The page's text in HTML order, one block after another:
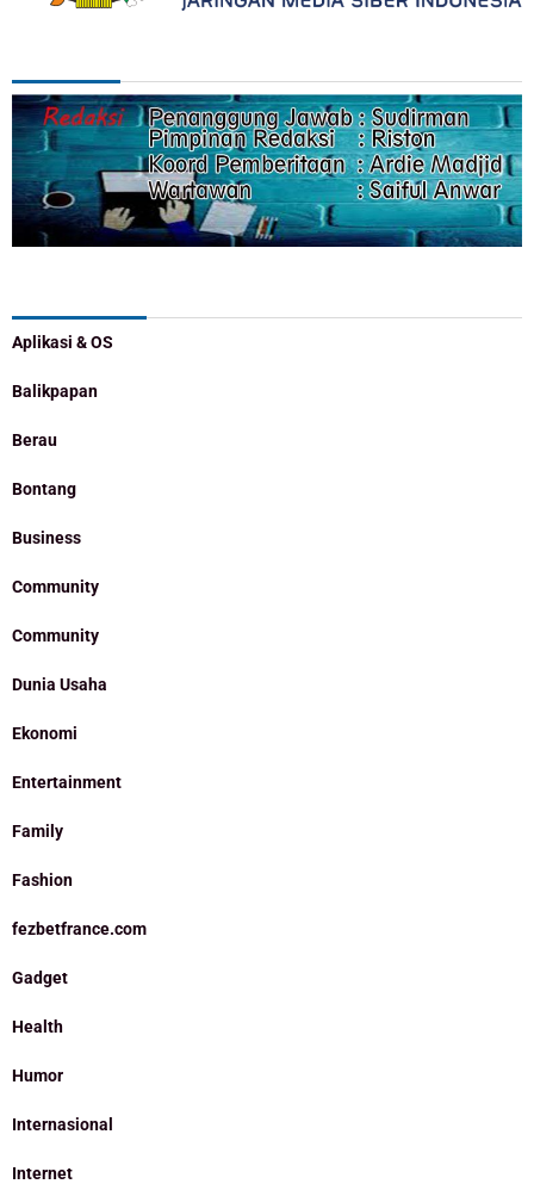
Aplikasi & OS
Balikpapan
Berau
Bontang
Business
Community
Community
Dunia Usaha
Ekonomi
Entertainment
Family
Fashion
fezbetfrance.com
Gadget
Health
Humor
Internasional
Internet